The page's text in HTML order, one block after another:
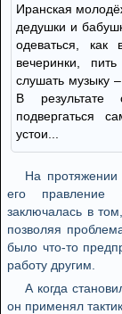
Иранская
дедушки и
одеваться, как
вечеринки, пить
слушать музыку
В результате
подвергаться
устои...
На протяжении
его правление
заключалась в
позволяя
было что-то
работу другим.
А когда
он применял